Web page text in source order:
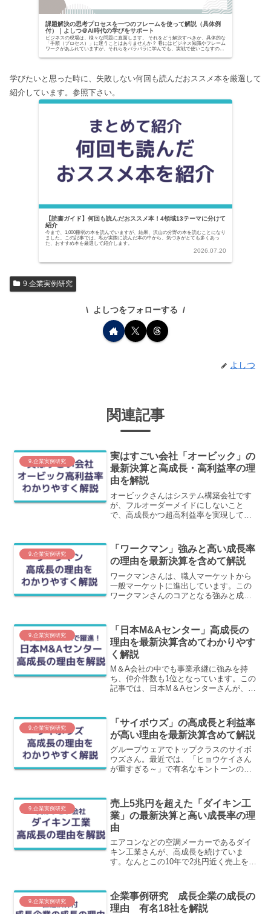
課題解決の思考プロセスを一つのフレームを使って解説（具体例
付）｜よしつ＠AI時代の学びをサポート
ビジネスの現場は、様々な問題に直面します。 それをどう解決すべきか、具体的な
「手順（プロセス）」に迷うことはありませんか？ 巷にはビジネス知識やフレーム
ワークがあふれていますが、それらをバラバラに学んでも、実戦で使いこなすのは
学びたいと思った時に、失敗しない何回も読んだおススメ本を厳選して
紹介しています。参照下さい。
【読書ガイド】何回も読んだおススメ本！4領域13テーマに分けて
紹介
今まで、1,000冊弱の本を読んでいますが、結果、沢山の分野の本を読むことになり
ました。この記事では、私が実際に読んだ本の中から、気づきがとても多くあっ
た、おすすめ本を厳選して紹介します。
2026.07.20
9.企業実例研究
よしつをフォローする
よしつ
関連記事
9.企業実例研究
実はすごい会社「オービック」の
最新決算と高成長・高利益率の理
由を解説
オービックさんはシステム構築会社です
が、フルオーダーメイドにしないこと
で、高成長かつ超高利益率を実現してい
す。この理由をわかりやすく解説しま
す。
9.企業実例研究
「ワークマン」強みと高い成長率
の理由を最新決算を含めて解説
ワークマンさんは、職人マーケットから
一般マーケットに進出しています。この
ワークマンさんのコアとなる強みと成長
9.企業実例研究
「日本M&Aセンター」高成長の
理由を最新決算含めてわかりやす
く解説
M＆A会社の中でも事業承継に強みを持
ち、仲介件数も1位となっています。この
記事では、日本M＆Aセンターさんが、な
9.企業実例研究
「サイボウズ」の高成長と利益率
が高い理由を最新決算含めて解説
グループウェアでトップクラスのサイボ
ウズさん。最近では、「ヒョウケイさん
が重すぎる～」で有名なキントーンの
す。
9.企業実例研究
売上5兆円を超えた「ダイキン工
業」の最新決算と高い成長率の理
由
エアコンなどの空調メーカーであるダイ
キン工業さんが、高成長を続けていま
す。なんとこの10年で2兆円近く売上を伸
く解説します。
9.企業実例研究
企業事例研究 成長企業の成長の
理由 有名18社を解説